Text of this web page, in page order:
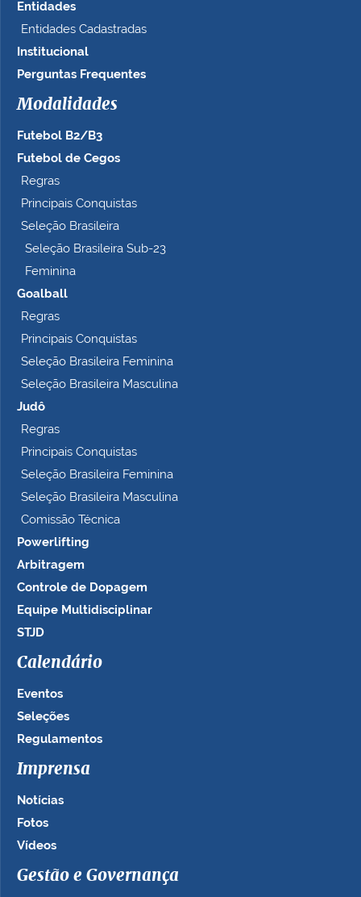
Entidades
Entidades Cadastradas
Institucional
Perguntas Frequentes
Modalidades
Futebol B2/B3
Futebol de Cegos
Regras
Principais Conquistas
Seleção Brasileira
Seleção Brasileira Sub-23
Feminina
Goalball
Regras
Principais Conquistas
Seleção Brasileira Feminina
Seleção Brasileira Masculina
Judô
Regras
Principais Conquistas
Seleção Brasileira Feminina
Seleção Brasileira Masculina
Comissão Técnica
Powerlifting
Arbitragem
Controle de Dopagem
Equipe Multidisciplinar
STJD
Calendário
Eventos
Seleções
Regulamentos
Imprensa
Notícias
Fotos
Vídeos
Gestão e Governança